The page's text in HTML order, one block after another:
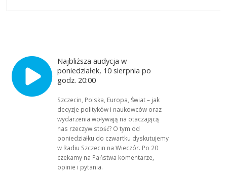
Najbliższa audycja w
poniedziałek, 10 sierpnia po
godz. 20:00
Szczecin, Polska, Europa, Świat – jak
decyzje polityków i naukowców oraz
wydarzenia wpływają na otaczającą
nas rzeczywistość? O tym od
poniedziałku do czwartku dyskutujemy
w Radiu Szczecin na Wieczór. Po 20
czekamy na Państwa komentarze,
opinie i pytania.